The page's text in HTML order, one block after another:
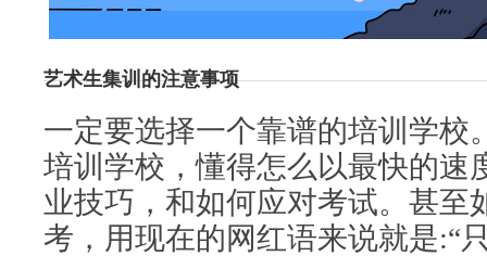
艺术生集训的注意事项
一定要选择一个靠谱的培训学校
培训学校，懂得怎么以最快的速
业技巧，和如何应对考试。甚至
考，用现在的网红语来说就是:“